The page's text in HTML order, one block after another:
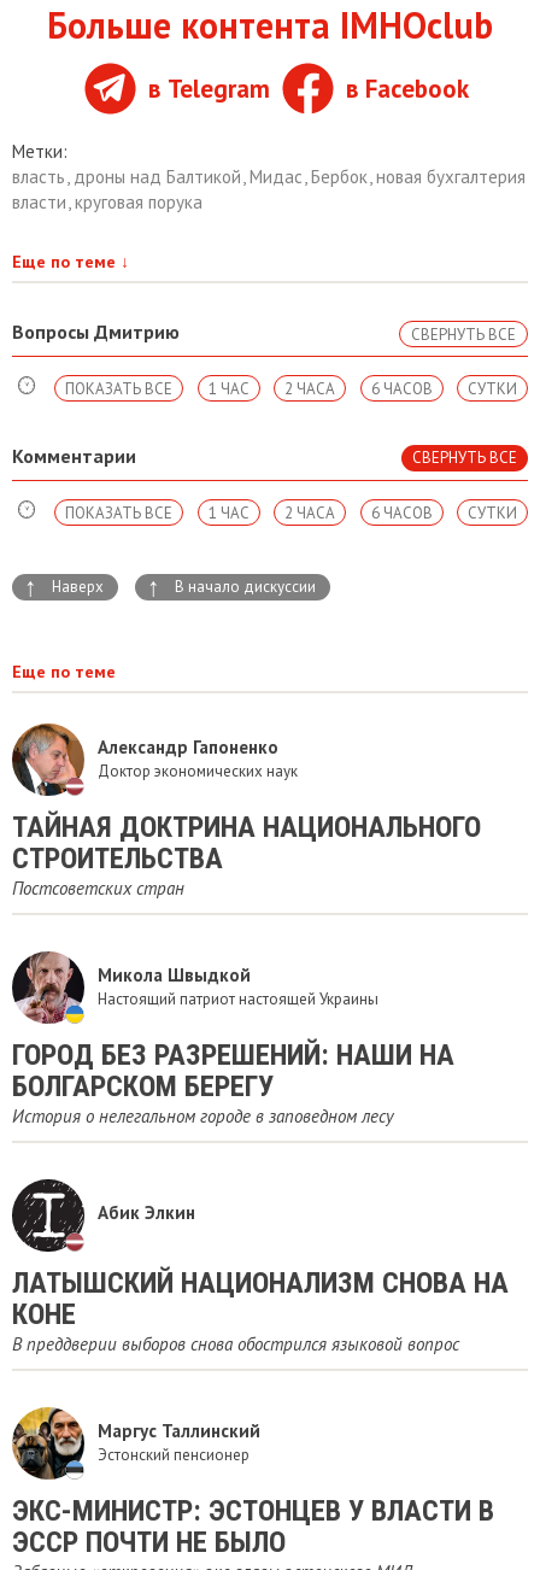
Больше контента IMHOclub
в Telegram в Facebook
Метки:
власть, дроны над Балтикой,Мидас,Бербок,новая бухгалтерия
власти,круговая порука
Еще по теме ↓
Вопросы Дмитрию СВЕРНУТЬ ВСЕ
СУТКИ
6 ЧАСОВ
2 ЧАСА
1 ЧАС
ПОКАЗАТЬ ВСЕ
Комментарии СВЕРНУТЬ ВСЕ
СУТКИ
6 ЧАСОВ
2 ЧАСА
1 ЧАС
ПОКАЗАТЬ ВСЕ
↑ Наверх ↑ В начало дискуссии
Еще по теме
Александр Гапоненко
Доктор экономических наук
ТАЙНАЯ ДОКТРИНА НАЦИОНАЛЬНОГО
СТРОИТЕЛЬСТВА
Постсоветских стран
Микола Швыдкой
Настоящий патриот настоящей Украины
ГОРОД БЕЗ РАЗРЕШЕНИЙ: НАШИ НА
БОЛГАРСКОМ БЕРЕГУ
История о нелегальном городе в заповедном лесу
Абик Элкин
ЛАТЫШСКИЙ НАЦИОНАЛИЗМ СНОВА НА
КОНЕ
В преддверии выборов снова обострился языковой вопрос
Маргус Таллинский
Эстонский пенсионер
ЭКС-МИНИСТР: ЭСТОНЦЕВ У ВЛАСТИ В
ЭССР ПОЧТИ НЕ БЫЛО